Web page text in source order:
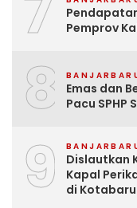
Pemprov
8
Emas dan
Pacu SPHP
9
Dislautkan
Kapal
di Kotabaru